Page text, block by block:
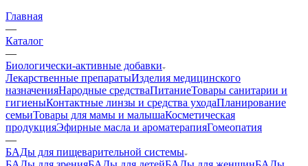
Главная
—
Каталог
—
Биологически-активные добавки
Лекарственные препаратыИзделия медицинского
назначенияНародные средстваПитаниеТовары санитарии и
гигиеныКонтактные линзы и средства уходаПланирование
семьиТовары для мамы и малышаКосметическая
продукцияЭфирные масла и ароматерапияГомеопатия
—
БАДы для пищеварительной системы